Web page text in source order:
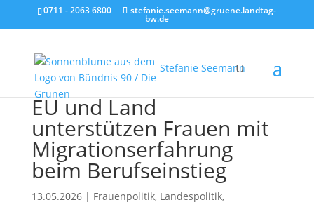
0711 - 2063 6800 stefanie.seemann@gruene.landtag-
bw.de
Stefanie Seemann
EU und Land
unterstützen Frauen mit
Migrationserfahrung
beim Berufseinstieg
13.05.2026| Frauenpolitik, Landespolitik,